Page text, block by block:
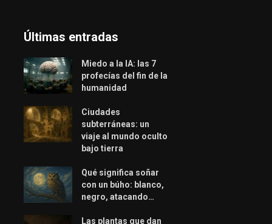
Últimas entradas
Miedo a la IA: las 7
profecías del fin de la
humanidad
Ciudades
subterráneas: un
viaje al mundo oculto
bajo tierra
Qué significa soñar
con un búho: blanco,
negro, atacando…
Las plantas que dan